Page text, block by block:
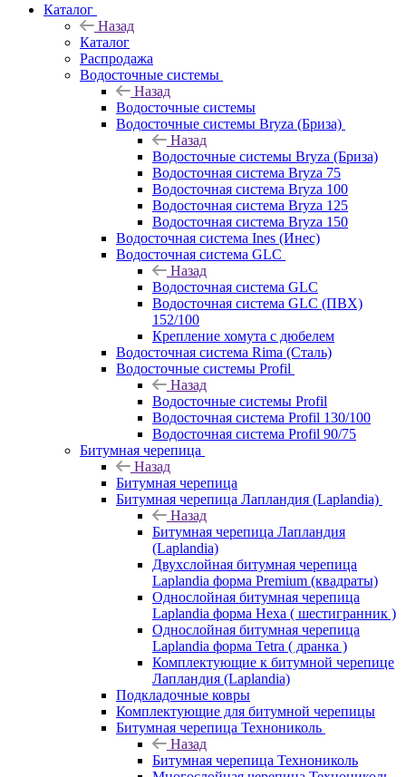
Каталог
Назад
Каталог
Распродажа
Водосточные системы
Назад
Водосточные системы
Водосточные системы Bryza (Бриза)
Назад
Водосточные системы Bryza (Бриза)
Водосточная система Bryza 75
Водосточная система Bryza 100
Водосточная система Bryza 125
Водосточная система Bryza 150
Водосточная система Ines (Инес)
Водосточная система GLC
Назад
Водосточная система GLC
Водосточная система GLC (ПВХ)
152/100
Крепление хомута с дюбелем
Водосточная система Rima (Сталь)
Водосточные системы Profil
Назад
Водосточные системы Profil
Водосточная система Profil 130/100
Водосточная система Profil 90/75
Битумная черепица
Назад
Битумная черепица
Битумная черепица Лапландия (Laplandia)
Назад
Битумная черепица Лапландия
(Laplandia)
Двухслойная битумная черепица
Laplandia форма Premium (квадраты)
Однослойная битумная черепица
Laplandia форма Hexa ( шестигранник )
Однослойная битумная черепица
Laplandia форма Tetra ( дранка )
Комплектующие к битумной черепице
Лапландия (Laplandia)
Подкладочные ковры
Комплектующие для битумной черепицы
Битумная черепица Технониколь
Назад
Битумная черепица Технониколь